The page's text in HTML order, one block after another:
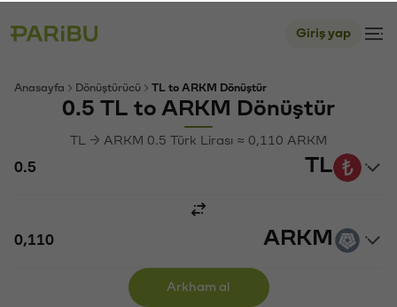
Giriş yap
Anasayfa Dönüştürücü TL to ARKM Dönüştür
0.5 TL to ARKM Dönüştür
TL → ARKM 0.5 Türk Lirası ≈ 0,110 ARKM
TL
ARKM
Arkham al